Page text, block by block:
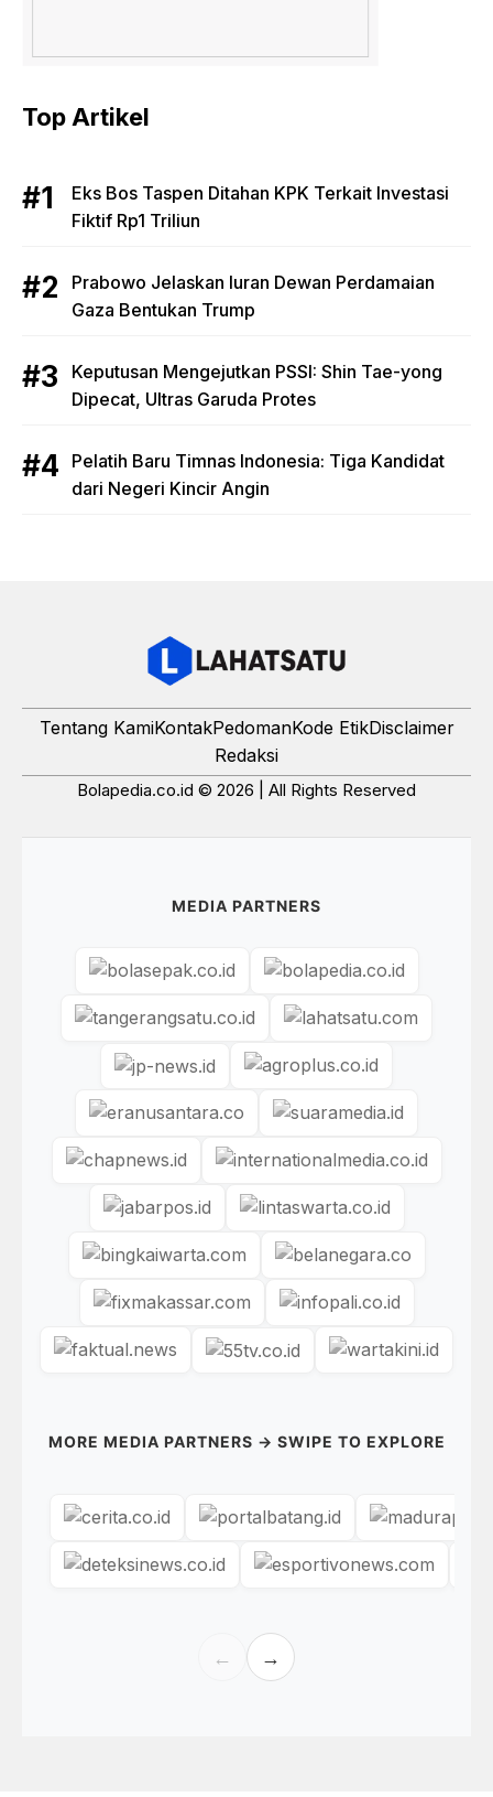
Top Artikel
Eks Bos Taspen Ditahan KPK Terkait Investasi
Fiktif Rp1 Triliun
Prabowo Jelaskan Iuran Dewan Perdamaian
Gaza Bentukan Trump
Keputusan Mengejutkan PSSI: Shin Tae-yong
Dipecat, Ultras Garuda Protes
Pelatih Baru Timnas Indonesia: Tiga Kandidat
dari Negeri Kincir Angin
Tentang KamiKontakPedomanKode EtikDisclaimer
Redaksi
Bolapedia.co.id © 2026 | All Rights Reserved
MEDIA PARTNERS
MORE MEDIA PARTNERS → SWIPE TO EXPLORE
← →